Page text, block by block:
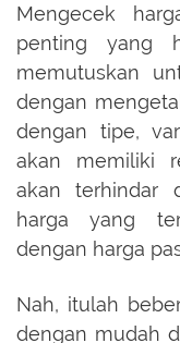
Mengecek
penting yang
memutuskan
dengan
dengan tipe,
akan memiliki
akan terhindar
harga yang
dengan harga
Nah, itulah
dengan mudah